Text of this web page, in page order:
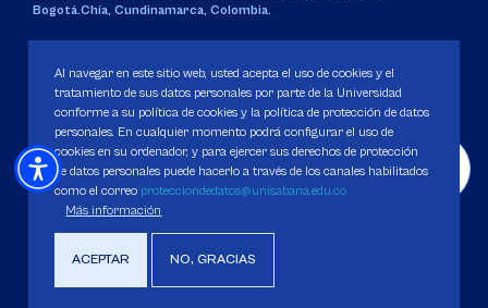
Bogotá.Chía, Cundinamarca, Colombia.
Personería Jurídica:Resolución 130 del 14 de enero de 1980.
Ministerio de Educación Nacional.
Política de Protección de datos
Derechos Pecuniarios
Al navegar en este sitio web, usted acepta el uso de cookies y el
tratamiento de sus datos personales por parte de la Universidad
conforme a su política de cookies y la política de protección de datos
personales. En cualquier momento podrá configurar el uso de
cookies en su ordenador, y para ejercer sus derechos de protección
de datos personales puede hacerlo a través de los canales habilitados
como el correo protecciondedatos@unisabana.edu.co
Más información
ACEPTAR NO, GRACIAS